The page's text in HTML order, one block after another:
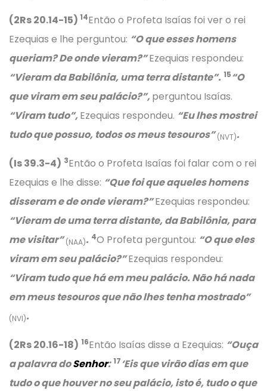
(2Rs 20.14-15) 14Então o Profeta Isaías foi ver o rei
Ezequias e lhe perguntou: “O que esses homens
queriam? De onde vieram?”Ezequias respondeu:
“Vieram da Babilônia, uma terra distante”. 15“O
que viram em seu palácio?”,perguntou Isaías.
“Viram tudo”,Ezequias respondeu. “Eu lhes mostrei
tudo que possuo, todos os meus tesouros”(NVT).
(Is 39.3-4) 3Então o Profeta Isaías foi falar com o rei
Ezequias e lhe disse: “Que foi que aqueles homens
disseram e de onde vieram?”Ezequias respondeu:
“Vieram de uma terra distante, da Babilônia, para
me visitar”(NAA). 4O Profeta perguntou: “O que eles
viram em seu palácio?”Ezequias respondeu:
“Viram tudo que há em meu palácio. Não há nada
em meus tesouros que não lhes tenha mostrado”
(NVI).
(2Rs 20.16-18) 16Então Isaías disse a Ezequias: “Ouça
a palavra doSenhor: 17‘Eis que virão dias em que
tudo o que houver no seu palácio, isto é, tudo o que